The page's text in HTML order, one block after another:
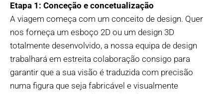
Etapa 1: Conceção e concetualização
A viagem começa com um conceito de design. Quer
nos forneça um esboço 2D ou um design 3D
totalmente desenvolvido, a nossa equipa de design
trabalhará em estreita colaboração consigo para
garantir que a sua visão é traduzida com precisão
numa figura que seja fabricável e visualmente